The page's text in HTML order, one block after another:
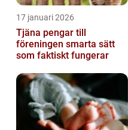
17 januari 2026
Tjäna pengar till
föreningen smarta sätt
som faktiskt fungerar